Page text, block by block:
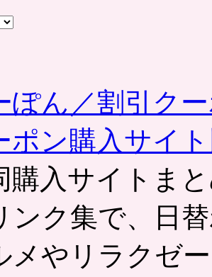
ぽん／割引ク
ポン購入サイ
購入サイトま
ンク集で、日
メやリラクゼ